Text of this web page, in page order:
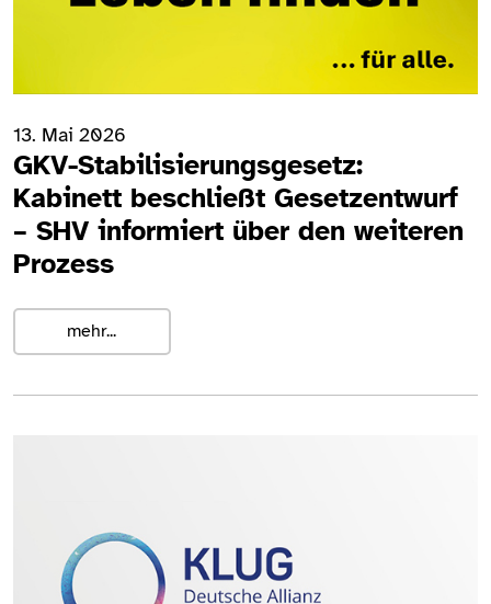
13. Mai 2026
GKV-Stabilisierungsgesetz:
Kabinett beschließt Gesetzentwurf
– SHV informiert über den weiteren
Prozess
mehr...